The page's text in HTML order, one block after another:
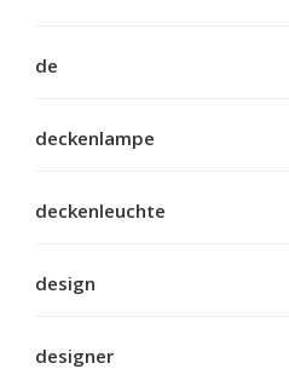
de
deckenlampe
deckenleuchte
design
designer